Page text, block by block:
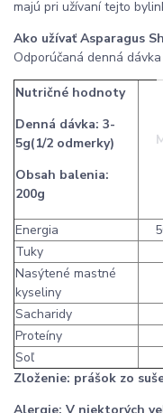
majú pri užívaní tejto
Ako užívať Asparagus
Odporúčaná denná
Nutričné hodnoty
Denná dávka: 3-
5g(1/2 odmerky)
Obsah balenia:
200g
Energia
Tuky
Nasýtené mastné
kyseliny
Sacharidy
Proteíny
Soľ
Zloženie: prášok zo